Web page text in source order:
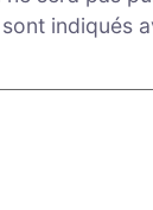
indiqués